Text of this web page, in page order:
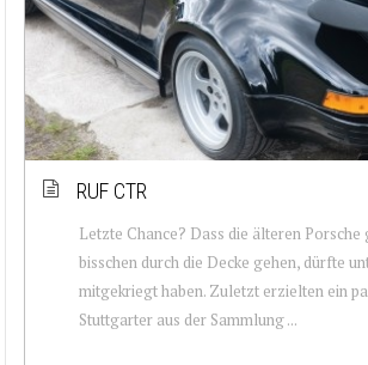
RUF CTR
Letzte Chance? Dass die älteren Porsche
bisschen durch die Decke gehen, dürfte
mitgekriegt haben. Zuletzt erzielten ein
Stuttgarter aus der Sammlung ...